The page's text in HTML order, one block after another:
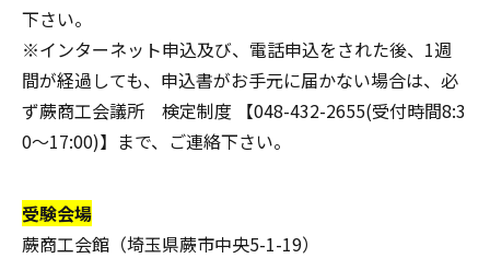
下さい。
※インターネット申込及び、電話申込をされた後、 1週
間が経過しても、申込書がお手元に届かない場合は、必
ず蕨商工会議所 検定制度 【048-432-2655(受付時間8:3
0～17:00)】まで、ご連絡下さい。
受験会場
蕨商工会館（埼玉県蕨市中央5-1-19）